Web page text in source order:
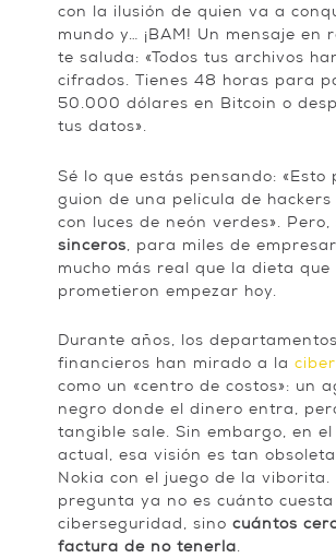
con la ilusión de quien va a
mundo y… ¡BAM! Un mensaje en
te saluda: «Todos tus archivos
cifrados. Tienes 48 horas para
50.000 dólares en Bitcoin o
tus datos».
Sé lo que estás pensando: «Esto
guion de una película de
con luces de neón verdes». Pero,
sinceros, para miles de
mucho más real que la dieta que
prometieron empezar hoy.
Durante años, los departamentos
financieros han mirado a la
como un «centro de costos»: un
negro donde el dinero entra,
tangible sale. Sin embargo, en el
actual, esa visión es tan
Nokia con el juego de la viborita.
pregunta ya no es cuánto cuesta
ciberseguridad, sino cuántos
factura de no tenerla.